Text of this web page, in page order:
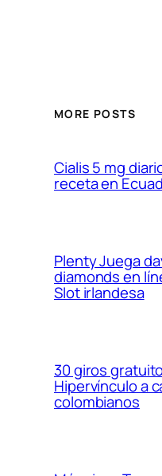
MORE POSTS
Cialis 5 mg
receta en
Plenty Juega
diamonds en
Slot irlandesa
30 giros
Hipervínculo a
colombianos